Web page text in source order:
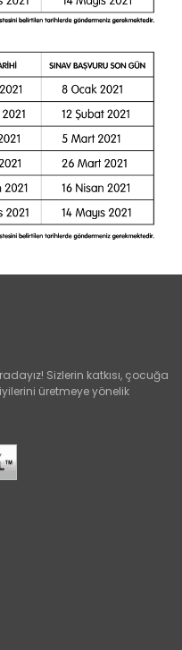
Sizlerin katkısı, çocuğa
üretmeye yönelik